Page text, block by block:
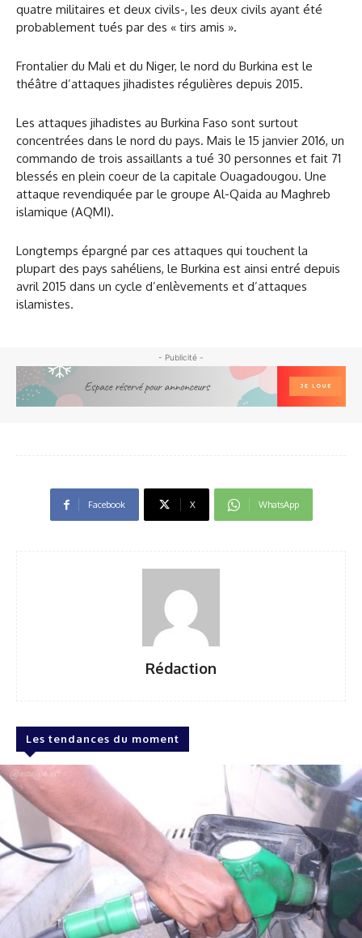
quatre militaires et deux civils-, les deux civils ayant été
probablement tués par des « tirs amis ».
Frontalier du Mali et du Niger, le nord du Burkina est le
théâtre d’attaques jihadistes régulières depuis 2015.
Les attaques jihadistes au Burkina Faso sont surtout
concentrées dans le nord du pays. Mais le 15 janvier 2016, un
commando de trois assaillants a tué 30 personnes et fait 71
blessés en plein coeur de la capitale Ouagadougou. Une
attaque revendiquée par le groupe Al-Qaida au Maghreb
islamique (AQMI).
Longtemps épargné par ces attaques qui touchent la
plupart des pays sahéliens, le Burkina est ainsi entré depuis
avril 2015 dans un cycle d’enlèvements et d’attaques
islamistes.
- Publicité -
Facebook X WhatsApp
Rédaction
Les tendances du moment